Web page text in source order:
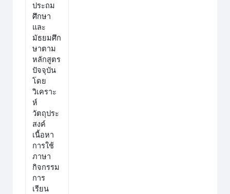
ประถม
ศึกษา
และ
มัธยมศึก
ษาตาม
หลักสูตร
ปัจจุบัน
โดย
วิเคราะ
ห์
วัตถุประ
สงค์
เนื้อหา
การใช้
ภาษา
กิจกรรม
การ
เรียน